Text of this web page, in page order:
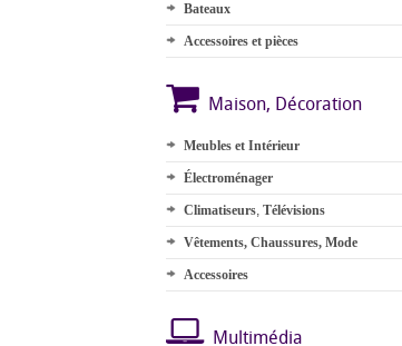
Bateaux
Accessoires et pièces
Maison, Décoration
Meubles et Intérieur
Électroménager
Climatiseurs, Télévisions
Vêtements, Chaussures, Mode
Accessoires
Multimédia